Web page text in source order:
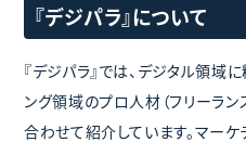
『デジパラ』について
『デジパラ』では、デジタル領域
ング領域のプロ人材（フリーラ
合わせて紹介しています。マー